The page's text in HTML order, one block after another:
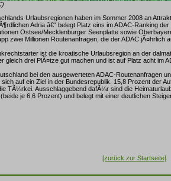
Urlaubsregionen haben im Sommer 2008 an
Adria â€“ belegt Platz eins im ADAC-Ranking
Ostsee/Mecklenburger Seenplatte sowie
zwei Millionen Routenanfragen, die der ADAC jÃ¤hrlich
ist die kroatische Urlaubsregion an der
gleich drei PlÃ¤tze gut machen und ist auf Platz acht im
bei den ausgewerteten ADAC-Routenanfragen
auf ein Ziel in der Bundesrepublik. 15,8 Prozent der
TÃ¼rkei. Ausschlaggebend dafÃ¼r sind die
je 6,6 Prozent) und belegt mit einer deutlichen
[zurück zur Startseite]